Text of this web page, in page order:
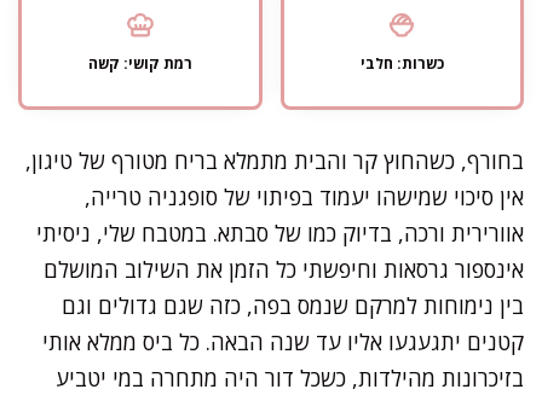
כשרות: חלבי רמת קושי: קשה
בחורף, כשהחוץ קר והבית מתמלא בריח מטורף של טיגון,
אין סיכוי שמישהו יעמוד בפיתוי של סופגניה טרייה,
אוורירית ורכה, בדיוק כמו של סבתא. במטבח שלי, ניסיתי
אינספור גרסאות וחיפשתי כל הזמן את השילוב המושלם
בין נימוחות למרקם שנמס בפה, כזה שגם גדולים וגם
קטנים יתגעגעו אליו עד שנה הבאה. כל ביס ממלא אותי
בזיכרונות מהילדות, כשכל דור היה מתחרה במי יטביע